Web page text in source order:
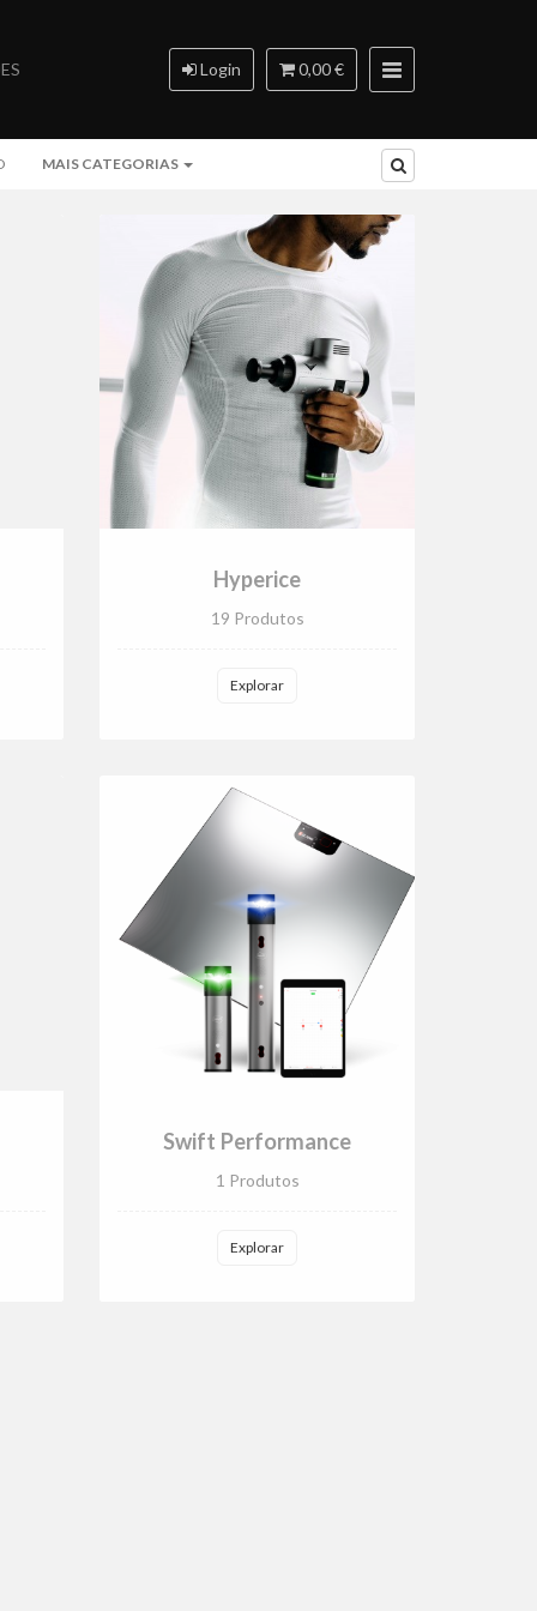
Login 0,00 €
MAIS CATEGORIAS
Hyperice
19 Produtos
Explorar
Swift Performance
1 Produtos
Explorar